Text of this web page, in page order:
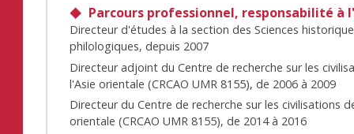
Parcours professionnel, responsabilité à
Directeur d'études à la section des Sciences
philologiques, depuis 2007
Directeur adjoint du Centre de recherche sur les
l'Asie orientale (CRCAO UMR 8155), de 2006 à 2009
Directeur du Centre de recherche sur les civilisations
orientale (CRCAO UMR 8155), de 2014 à 2016